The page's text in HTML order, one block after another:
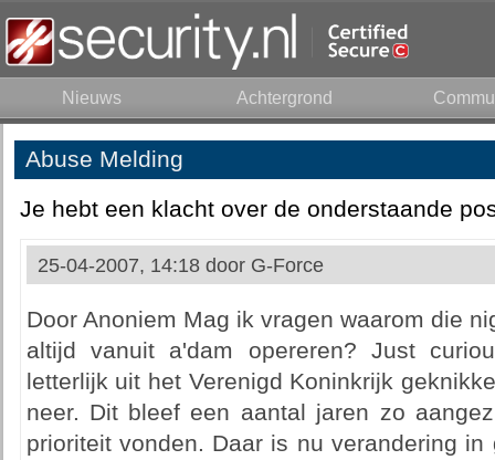
Nieuws Achtergrond
Abuse Melding
Je hebt een klacht over de onderstaande
25-04-2007, 14:18 door G-Force
Door Anoniem Mag ik vragen waarom die
altijd vanuit a'dam opereren? Just
letterlijk uit het Verenigd Koninkrijk
neer. Dit bleef een aantal jaren zo
prioriteit vonden. Daar is nu verandering